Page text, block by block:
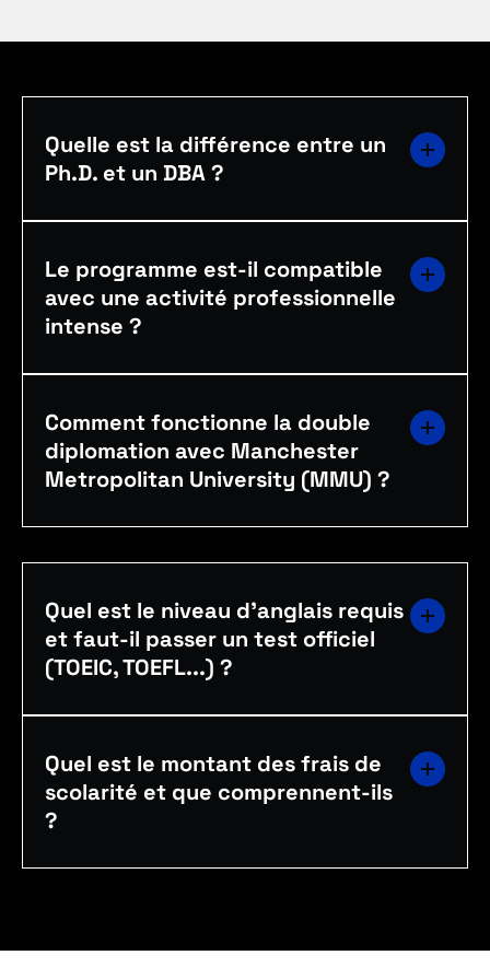
Quelle est la différence entre un
Ph.D. et un DBA ?
Le programme est-il compatible
avec une activité professionnelle
intense ?
Comment fonctionne la double
diplomation avec Manchester
Metropolitan University (MMU) ?
Quel est le niveau d'anglais requis
et faut-il passer un test officiel
(TOEIC, TOEFL...) ?
Quel est le montant des frais de
scolarité et que comprennent-ils
?